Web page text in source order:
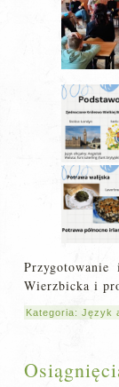
Wierzbicka i
Kategoria:Język